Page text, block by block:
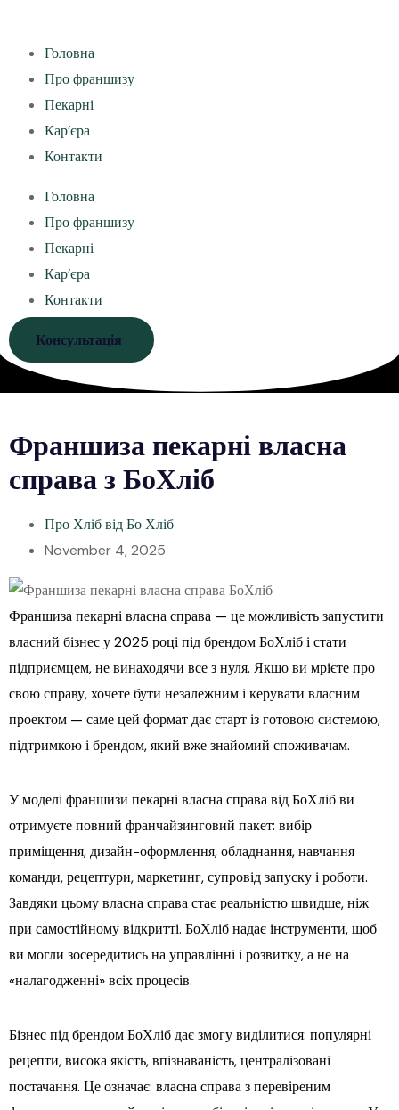
Головна
Про франшизу
Пекарні
Кар’єра
Контакти
Головна
Про франшизу
Пекарні
Кар’єра
Контакти
Консультація
Франшиза пекарні власна
справа з БоХліб
Про Хліб від Бо Хліб
November 4, 2025
Франшиза пекарні власна справа — це можливість запустити
власний бізнес у 2025 році під брендом БоХліб і стати
підприємцем, не винаходячи все з нуля. Якщо ви мрієте про
свою справу, хочете бути незалежним і керувати власним
проектом — саме цей формат дає старт із готовою системою,
підтримкою і брендом, який вже знайомий споживачам.
У моделі франшизи пекарні власна справа від БоХліб ви
отримуєте повний франчайзинговий пакет: вибір
приміщення, дизайн-оформлення, обладнання, навчання
команди, рецептури, маркетинг, супровід запуску і роботи.
Завдяки цьому власна справа стає реальністю швидше, ніж
при самостійному відкритті. БоХліб надає інструменти, щоб
ви могли зосередитись на управлінні і розвитку, а не на
«налагодженні» всіх процесів.
Бізнес під брендом БоХліб дає змогу виділитися: популярні
рецепти, висока якість, впізнаваність, централізовані
постачання. Це означає: власна справа з перевіреним